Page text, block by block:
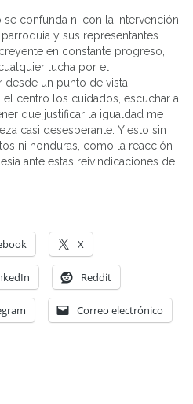
confunda ni con la intervención
y sus representantes.
en constante progreso,
lucha por el
un punto de vista
centro los cuidados, escuchar a
que justificar la igualdad me
casi desesperante. Y esto sin
ni honduras, como la reacción
ante estas reivindicaciones de
X
Reddit
Correo electrónico